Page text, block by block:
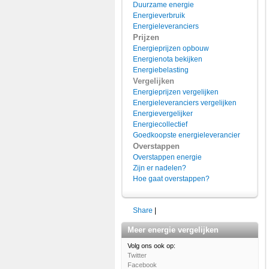
Duurzame energie
Energieverbruik
Energieleveranciers
Prijzen
Energieprijzen opbouw
Energienota bekijken
Energiebelasting
Vergelijken
Energieprijzen vergelijken
Energieleveranciers vergelijken
Energievergelijker
Energiecollectief
Goedkoopste energieleverancier
Overstappen
Overstappen energie
Zijn er nadelen?
Hoe gaat overstappen?
Share
Meer energie vergelijken
Volg ons ook op:
Twitter
Facebook